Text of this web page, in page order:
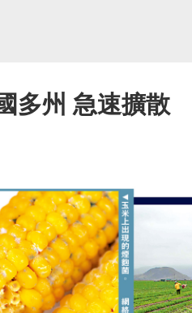
多州 急速擴散